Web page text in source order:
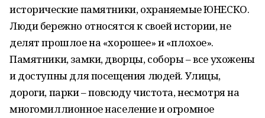
исторические памятники, охраняемые ЮНЕСКО.
Люди бережно относятся к своей истории, не
делят прошлое на «хорошее» и «плохое».
Памятники, замки, дворцы, соборы – все ухожены
и доступны для посещения людей. Улицы,
дороги, парки – повсюду чистота, несмотря на
многомиллионное население и огромное